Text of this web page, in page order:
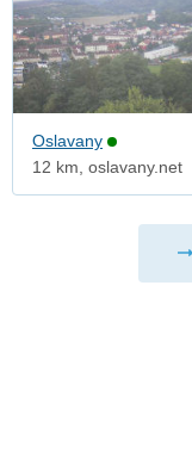
Oslavany
12 km, oslavany.net